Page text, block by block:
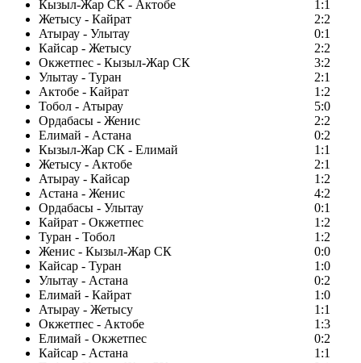
Кызыл-Жар СК - Актобе
1:1
Жетысу - Кайрат
2:2
Атырау - Улытау
0:1
Кайсар - Жетысу
2:2
Окжетпес - Кызыл-Жар СК
3:2
Улытау - Туран
2:1
Актобе - Кайрат
1:2
Тобол - Атырау
5:0
Ордабасы - Женис
2:2
Елимай - Астана
0:2
Кызыл-Жар СК - Елимай
1:1
Жетысу - Актобе
2:1
Атырау - Кайсар
1:2
Астана - Женис
4:2
Ордабасы - Улытау
0:1
Кайрат - Окжетпес
1:2
Туран - Тобол
1:2
Женис - Кызыл-Жар СК
0:0
Кайсар - Туран
1:0
Улытау - Астана
0:2
Елимай - Кайрат
1:0
Атырау - Жетысу
1:1
Окжетпес - Актобе
1:3
Елимай - Окжетпес
0:2
Кайсар - Астана
1:1